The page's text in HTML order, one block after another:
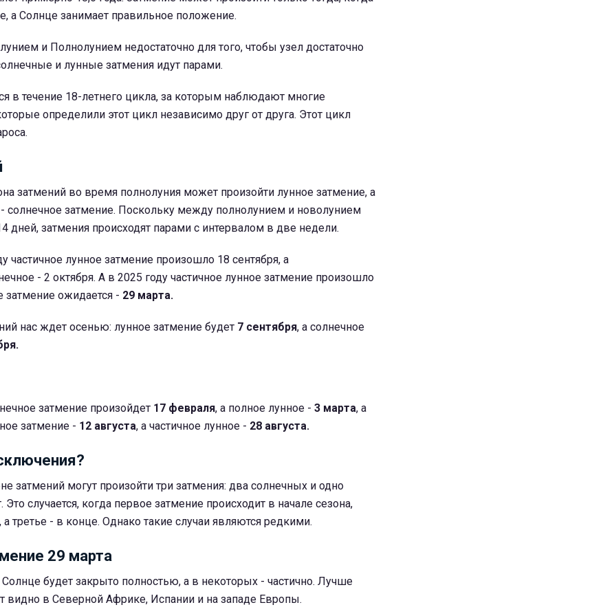
а Солнце занимает правильное положение.
и Полнолунием недостаточно для того, чтобы узел достаточно
и лунные затмения идут парами.
в течение 18-летнего цикла, за которым наблюдают многие
определили этот цикл независимо друг от друга. Этот цикл
затмений во время полнолуния может произойти лунное затмение, а
солнечное затмение. Поскольку между полнолунием и новолунием
дней, затмения происходят парами с интервалом в две недели.
частичное лунное затмение произошло 18 сентября, а
- 2 октября. А в 2025 году частичное лунное затмение произошло
затмение ожидается - 29 марта.
нас ждет осенью: лунное затмение будет 7 сентября, а солнечное
затмение произойдет 17 февраля, а полное лунное - 3 марта, а
затмение - 12 августа, а частичное лунное - 28 августа.
затмений могут произойти три затмения: два солнечных и одно
Это случается, когда первое затмение происходит в начале сезона,
третье - в конце. Однако такие случаи являются редкими.
29 марта
будет закрыто полностью, а в некоторых - частично. Лучше
видно в Северной Африке, Испании и на западе Европы.